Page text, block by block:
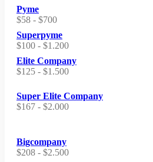
$42
hasta
$500
Pyme
$58 - $700Rango
precios:
desde
$58
hasta
Superpyme
$100 - $1.200Rango
precios:
hasta
$1.200
Elite Company
$125 - $1.500Rango
precios:
desde
Super Elite Company
$167 - $2.000Rango
$167
Bigcompany
$208 - $2.500Rango